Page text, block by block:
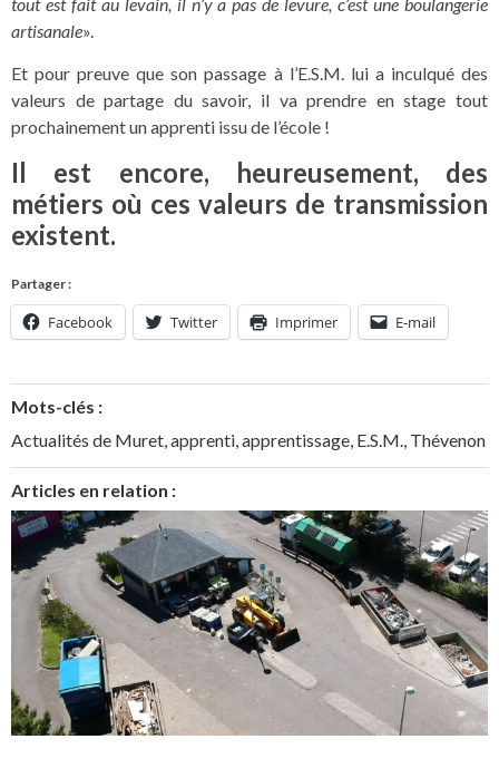
artisanale».
Et pour preuve que son passage à l’E.S.M. lui a inculqué des
valeurs de partage du savoir, il va prendre en stage tout
prochainement un apprenti issu de l’école !
Il est encore, heureusement, des
métiers où ces valeurs de transmission
existent.
Partager :
Facebook Twitter Imprimer E-mail
Mots-clés :
Actualités de Muret,apprenti,apprentissage, E.S.M., Thévenon
Articles en relation :